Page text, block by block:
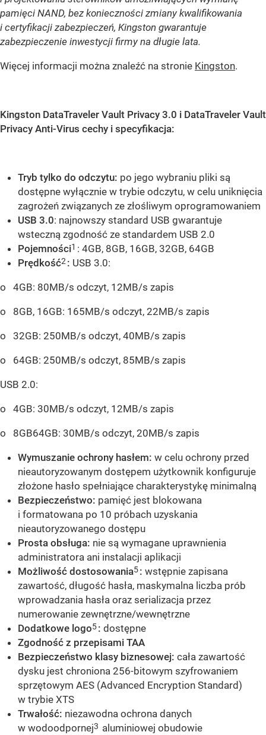
pamięci NAND, bez konieczności zmiany kwalifikowania
i certyfikacji zabezpieczeń, Kingston gwarantuje
zabezpieczenie inwestycji firmy na długie lata.
Więcej informacji można znaleźć na stronie Kingston.
Kingston DataTraveler Vault Privacy 3.0 i DataTraveler Vault
Privacy Anti-Virus cechy i specyfikacja:
Tryb tylko do odczytu: po jego wybraniu pliki są
dostępne wyłącznie w trybie odczytu, w celu uniknięcia
zagrożeń związanych ze złośliwym oprogramowaniem
USB 3.0: najnowszy standard USB gwarantuje
wsteczną zgodność ze standardem USB 2.0
Pojemności1 : 4GB, 8GB, 16GB, 32GB, 64GB
Prędkość2: USB 3.0:
o 4GB: 80MB/s odczyt, 12MB/s zapis
o 8GB, 16GB: 165MB/s odczyt, 22MB/s zapis
o 32GB: 250MB/s odczyt, 40MB/s zapis
o 64GB: 250MB/s odczyt, 85MB/s zapis
USB 2.0:
o 4GB: 30MB/s odczyt, 12MB/s zapis
o 8GB64GB: 30MB/s odczyt, 20MB/s zapis
Wymuszanie ochrony hasłem: w celu ochrony przed
nieautoryzowanym dostępem użytkownik konfiguruje
złożone hasło spełniające charakterystykę minimalną
Bezpieczeństwo: pamięć jest blokowana
i formatowana po 10 próbach uzyskania
nieautoryzowanego dostępu
Prosta obsługa: nie są wymagane uprawnienia
administratora ani instalacji aplikacji
Możliwość dostosowania5: wstępnie zapisana
zawartość, długość hasła, maskymalna liczba prób
wprowadzania hasła oraz serializacja przez
numerowanie zewnętrzne/wewnętrzne
Dodatkowe logo5: dostępne
Zgodność z przepisami TAA
Bezpieczeństwo klasy biznesowej: cała zawartość
dysku jest chroniona 256-bitowym szyfrowaniem
sprzętowym AES (Advanced Encryption Standard)
w trybie XTS
Trwałość: niezawodna ochrona danych
w wodoodpornej3 aluminiowej obudowie